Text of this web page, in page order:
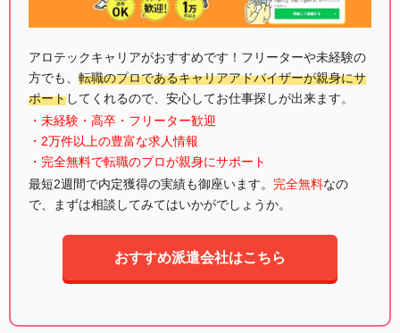
アロテックキャリアがおすすめです！フリーターや未経験の
方でも、 転職のプロであるキャリアアドバイザーが親身にサ
ポートしてくれるので、安心してお仕事探しが出来ます。
・未経験・高卒・フリーター歓迎
・2万件以上の豊富な求人情報
・完全無料で転職のプロが親身にサポート
最短2週間で内定獲得の実績も御座います。 完全無料なの
で、まずは相談してみてはいかがでしょうか。
おすすめ派遣会社はこちら